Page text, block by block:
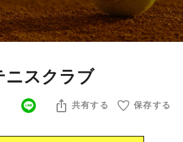
ニスクラブ
共有する 保存する